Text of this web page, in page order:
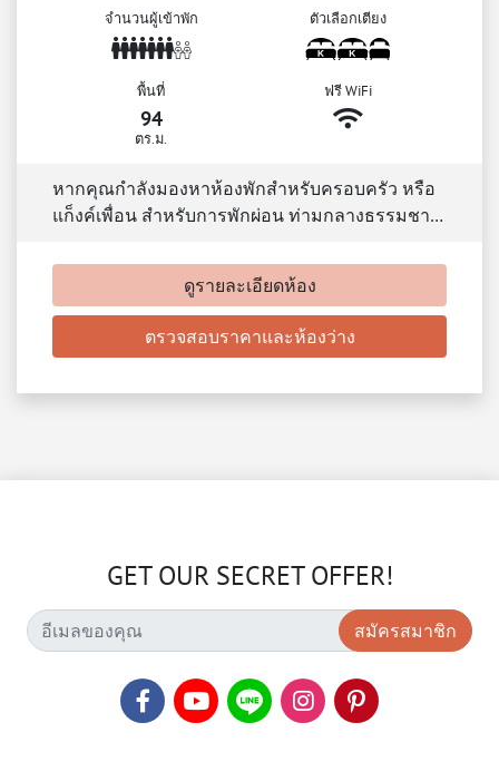
จำนวนผู้เข้าพัก ตัวเลือกเตียง
พื้นที่
94
ตร.ม.
ฟรี WiFi
หากคุณกำลังมองหาห้องพักสำหรับครอบครัว หรือ
แก็งค์เพื่อน สำหรับการพักผ่อน ท่ามกลางธรรมชา…
ดูรายละเอียดห้อง
ตรวจสอบราคาและห้องว่าง
GET OUR SECRET OFFER!
สมัครสมาชิก